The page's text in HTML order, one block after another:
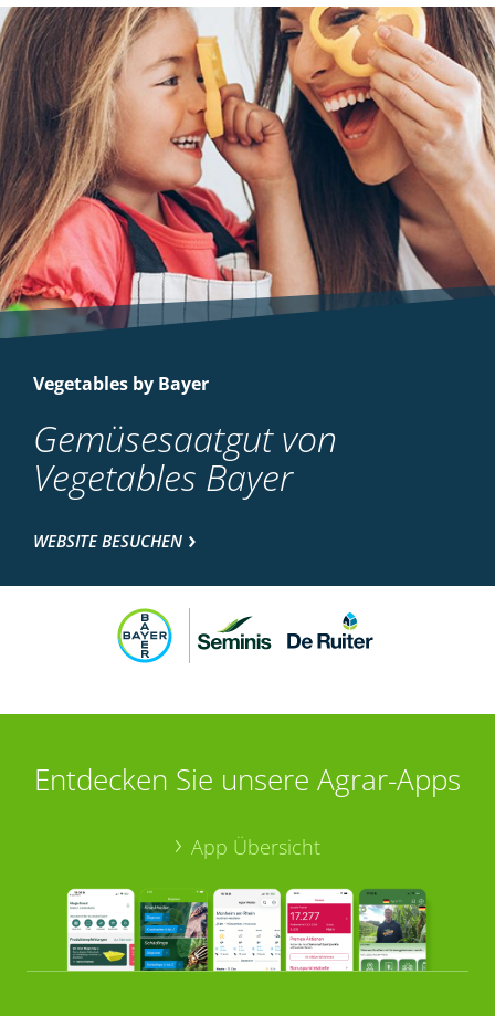
Vegetables by Bayer
Gemüsesaatgut von
Vegetables Bayer
WEBSITE BESUCHEN
Entdecken Sie unsere Agrar-Apps
App Übersicht